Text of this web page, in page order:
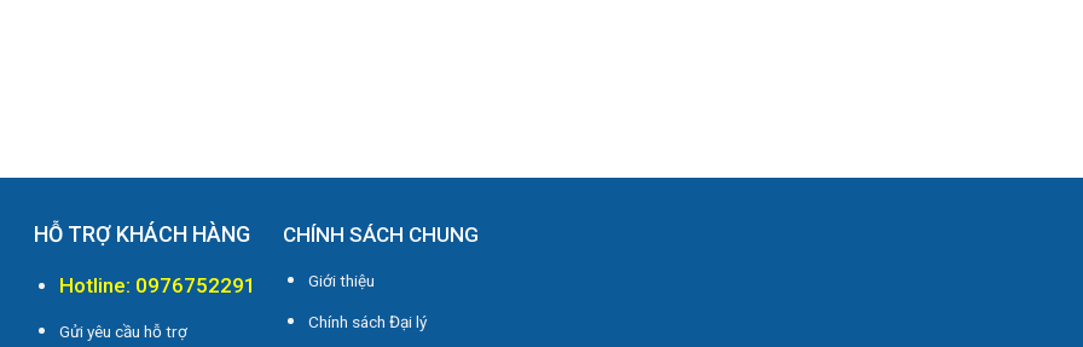
HỖ TRỢ KHÁCH HÀNG
Hotline: 0976752291
Gửi yêu cầu hỗ trợ
CHÍNH SÁCH CHUNG
Giới thiệu
Chính sách Đại lý